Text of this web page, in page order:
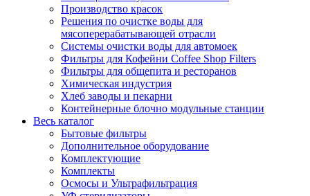
Производство красок
Решения по очистке воды для
мясоперерабатывающей отрасли
Системы очистки воды для автомоек
Фильтры для Кофейни Coffee Shop Filters
Фильтры для общепита и ресторанов
Химическая индустрия
Хлеб заводы и пекарни
Контейнерные блочно модульные станции
Весь каталог
Бытовые фильтры
Дополнительное оборудование
Комплектующие
Комплекты
Осмосы и Ультрафильтрация